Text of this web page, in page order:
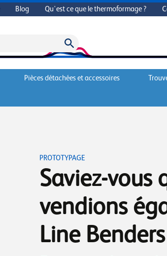
Blog Qu'est ce que le thermoformage ?
Pièces détachées et accessoires
PROTOTYPAGE
Saviez-vous
vendions
Line